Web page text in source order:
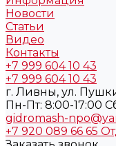
Новости
Статьи
Видео
Контакты
+7 999 604 10 43
+7 999 604 10 43
г. Ливны, ул.
Пн-Пт: 8:00-17:00
gidromash-
+7 920 089 66 65